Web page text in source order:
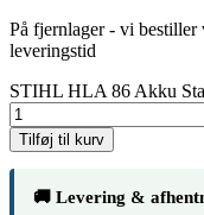
På fjernlager - vi bestiller
leveringstid
STIHL HLA 86 Akku
Tilføj til kurv
🚚 Levering &